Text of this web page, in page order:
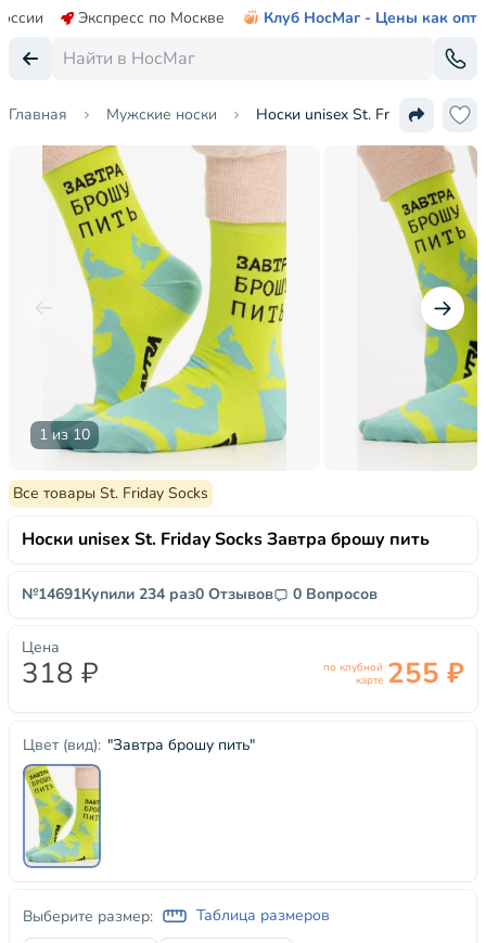
Экспресс по Москве Клуб НосМаг - Цены как опт
Главная Мужские носки Носки unisex St. Friday Socks
1 из 10
Все товары St. Friday Socks
Носки unisex St. Friday Socks Завтра брошу пить
№14691Купили 234 раз0 Отзывов 0 Вопросов
Цвет (вид): "Завтра брошу пить"
Выберите размер: Таблица размеров
Цена
318 ₽
по клубной
карте 255 ₽